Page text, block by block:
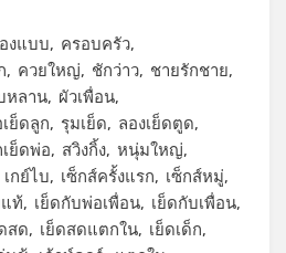
งแบบ
ครอบครัว
ควยใหญ่ ชักว่าว
ชายรักชาย
หลาน
ผัวเพื่อน
ย็ดลูก รุมเย็ด
ลองเย็ดตูด
ย็ดพ่อ สวิงกิ้ง หนุ่มใหญ่
เกย์ไบ เซ็กส์ครั้งแรก
เซ็กส์หมู่
ท้ เย็ดกับพ่อเพื่อน
เย็ดกับเพื่อน
สด เย็ดสดแตกใน
เย็ดเด็ก